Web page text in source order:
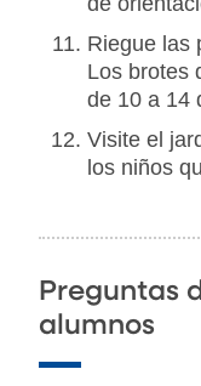
Riegue las
Los brotes
de 10 a 14
Visite el
los niños
Preguntas
alumnos